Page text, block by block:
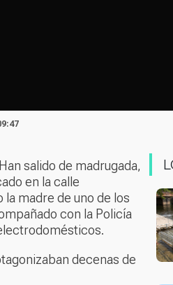
salido de madrugada,
en la calle
madre de uno de los
con la Policía
decenas de